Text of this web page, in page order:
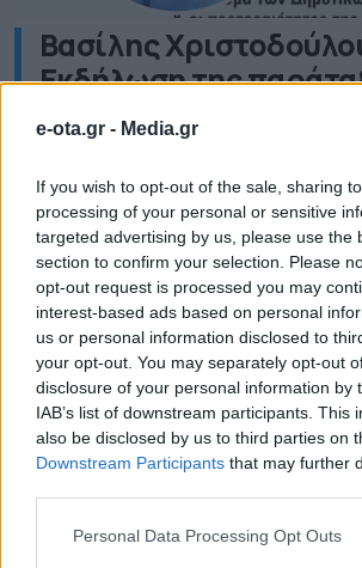
e-ota.gr - Media.gr
If you wish to opt-out of the sale, sharing
processing of your personal or sensitive
targeted advertising by us, please use the
section to confirm your selection. Please
opt-out request is processed you may
interest-based ads based on personal
us or personal information disclosed to
your opt-out. You may separately opt-out
disclosure of your personal information by
IAB’s list of downstream participants. This
also be disclosed by us to third parties on
Downstream Participants that may further
Personal Data Processing Opt Outs
Βασίλης
Εκδήλωση της
«Αλλαγή για τη Νέα
τις δημοτικές εκλογές
Η παράταξη “αλλαγή για τη Νέα Ιωνία”
υποψήφιος Δήμαρχος Βασίλης
απευθύνουν πρόσκληση την Κυριακή
και ώρα 19.00 στο χώρο του
Νέας Ιωνίας (Πατριάρχου Ιωακείμ 4),
παρουσίαση – ομιλία με θέμα: “Το
δημοτικών εκλογών του 2023 & οι
της παράταξής μας για τη Νέα Ιωνία
22.10.2022 - 13.29